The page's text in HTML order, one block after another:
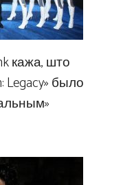
кажа, што
Legacy» было